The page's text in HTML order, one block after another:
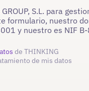
S.L. para
formulario, nuestro
y nuestro es NIF
de THINKING
de mis datos